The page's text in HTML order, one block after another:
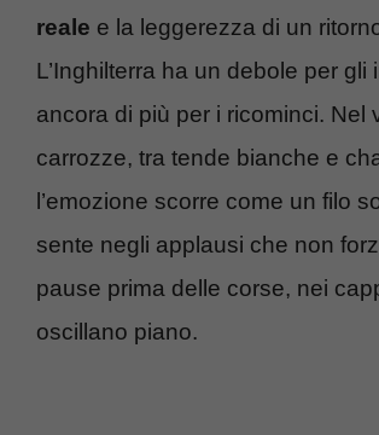
reale e la leggerezza di un
L’Inghilterra ha un debole per gli
ancora di più per i ricominci. Nel
carrozze, tra tende bianche e
l’emozione scorre come un filo
sente negli applausi che non
pause prima delle corse, nei
oscillano piano.